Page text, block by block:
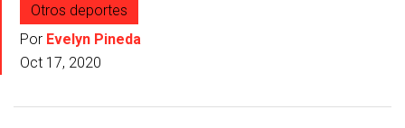
Otros deportes
Por Evelyn Pineda
Oct 17, 2020